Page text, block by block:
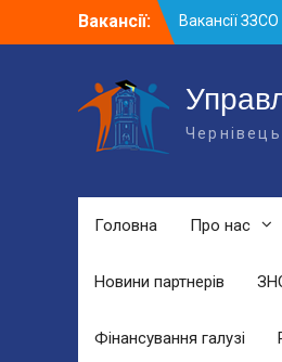
Вакансії:
Вакансії
Вакансії
підрозділах
р.
Головна Про нас
Новини партнерів
Фінансування галузі